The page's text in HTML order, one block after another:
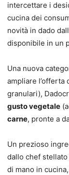
intercettare i
cucina dei
novità in dado
disponibile in un
Una nuova
ampliare l’offerta
granulari),
gusto vegetale
carne, pronte a
Un prezioso
dallo chef stellato
di mano in